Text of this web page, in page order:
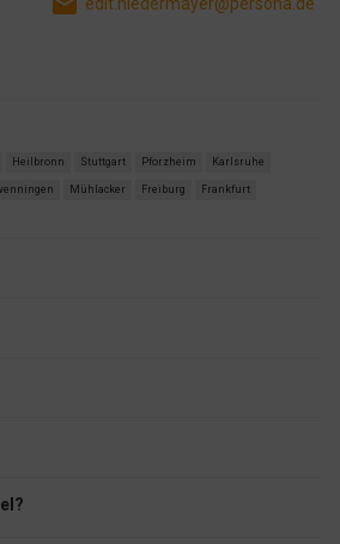
Heilbronn Stuttgart Pforzheim Karlsruhe
Mühlacker Freiburg Frankfurt